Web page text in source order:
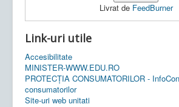
Livrat de FeedBurner
Link-uri utile
Accesibilitate
MINISTER-WWW.EDU.RO
PROTECȚIA CONSUMATORILOR -
consumatorilor
Site-uri web unitati